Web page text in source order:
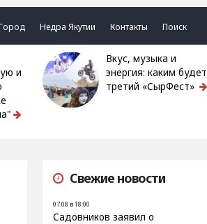
Недра Якутии Контакты Поиск
и
Вкус, музыка и
энергия: каким будет
третий «СырФест»
Свежие новости
07.08 в 18:00
Садовников заявил о